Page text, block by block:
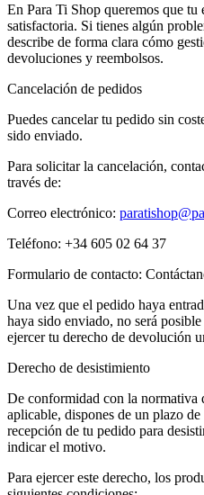
En Para Ti Shop queremos que tu
satisfactoria. Si tienes algún
describe de forma clara cómo
devoluciones y reembolsos.
Cancelación de pedidos
Puedes cancelar tu pedido sin
sido enviado.
Para solicitar la cancelación,
través de:
Correo electrónico:
Teléfono: +34 605 02 64 37
Formulario de contacto:
Una vez que el pedido haya
haya sido enviado, no será
ejercer tu derecho de devolución
Derecho de desistimiento
De conformidad con la normativa
aplicable, dispones de un plazo
recepción de tu pedido para
indicar el motivo.
Para ejercer este derecho, los